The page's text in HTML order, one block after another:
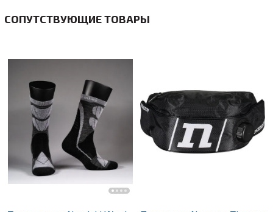
СОПУТСТВУЮЩИЕ ТОВАРЫ